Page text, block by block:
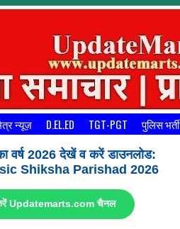
न्यूज़ D.EL.ED TGT-PGT पुलिस भर्ती
वर्ष 2026 देखें व करें डाउनलोड:
Shiksha Parishad 2026
Updatemarts.com चैनल